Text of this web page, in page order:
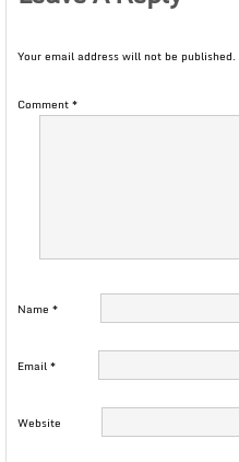
Your email address will not be published.
Comment*
Name *
Email*
Website